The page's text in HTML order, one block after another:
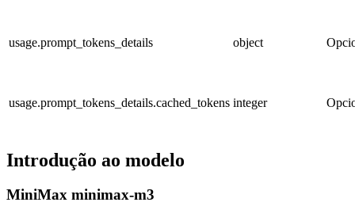
usage.prompt_tokens_details object
usage.prompt_tokens_details.cached_tokens integer
Introdução ao modelo
MiniMax minimax-m3